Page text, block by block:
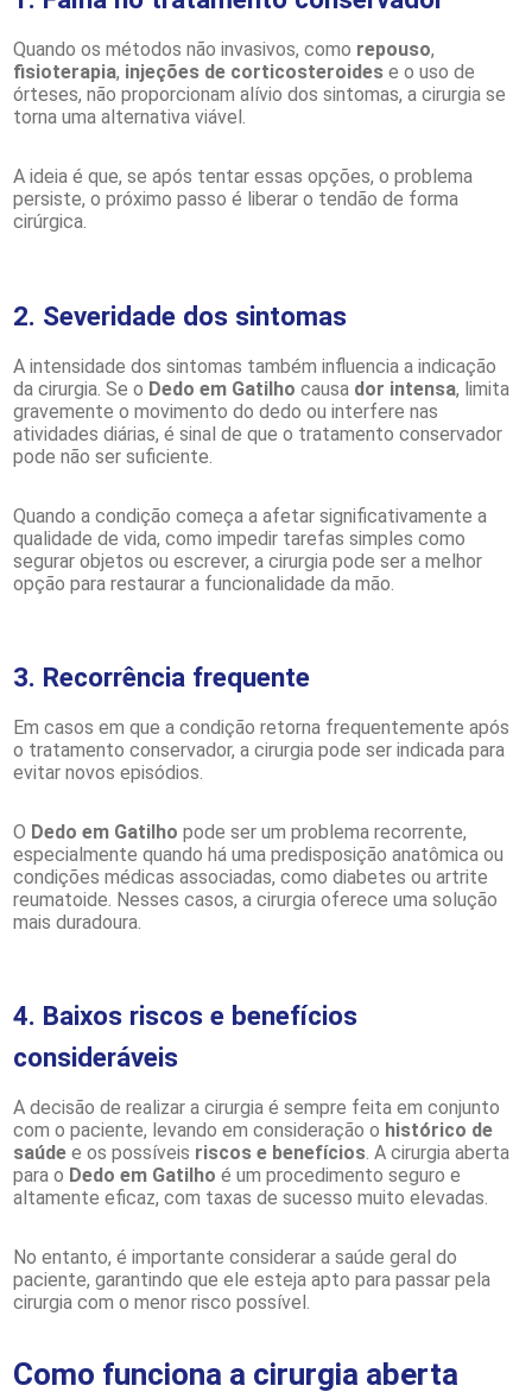
Quando os métodos não invasivos, como repouso,
fisioterapia, injeções de corticosteroides e o uso de
órteses, não proporcionam alívio dos sintomas, a cirurgia se
torna uma alternativa viável.
A ideia é que, se após tentar essas opções, o problema
persiste, o próximo passo é liberar o tendão de forma
cirúrgica.
2. Severidade dos sintomas
A intensidade dos sintomas também influencia a indicação
da cirurgia. Se o Dedo em Gatilho causa dor intensa, limita
gravemente o movimento do dedo ou interfere nas
atividades diárias, é sinal de que o tratamento conservador
pode não ser suficiente.
Quando a condição começa a afetar significativamente a
qualidade de vida, como impedir tarefas simples como
segurar objetos ou escrever, a cirurgia pode ser a melhor
opção para restaurar a funcionalidade da mão.
3. Recorrência frequente
Em casos em que a condição retorna frequentemente após
o tratamento conservador, a cirurgia pode ser indicada para
evitar novos episódios.
O Dedo em Gatilho pode ser um problema recorrente,
especialmente quando há uma predisposição anatômica ou
condições médicas associadas, como diabetes ou artrite
reumatoide. Nesses casos, a cirurgia oferece uma solução
mais duradoura.
4. Baixos riscos e benefícios
consideráveis
A decisão de realizar a cirurgia é sempre feita em conjunto
com o paciente, levando em consideração o histórico de
saúde e os possíveis riscos e benefícios. A cirurgia aberta
para o Dedo em Gatilho é um procedimento seguro e
altamente eficaz, com taxas de sucesso muito elevadas.
No entanto, é importante considerar a saúde geral do
paciente, garantindo que ele esteja apto para passar pela
cirurgia com o menor risco possível.
Como funciona a cirurgia aberta